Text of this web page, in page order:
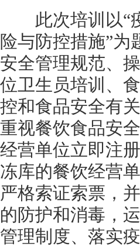
此次培训以“疫
险与防控措施”为
安全管理规范、
位卫生员培训、
控和食品安全有
重视餐饮食品安
经营单位立即注
冻库的餐饮经营
严格索证索票，
的防护和消毒，
管理制度、落实